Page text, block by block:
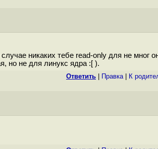
никаких тебе read-only для не мног
но не для линукс ядра :[ ).
Ответить Правка| К